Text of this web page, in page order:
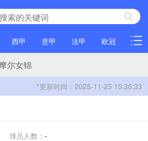
西甲 意甲 法甲 欧冠 NBA
尔女锦
*更新时间：2025-11-25 15:36:33
球员人数：-